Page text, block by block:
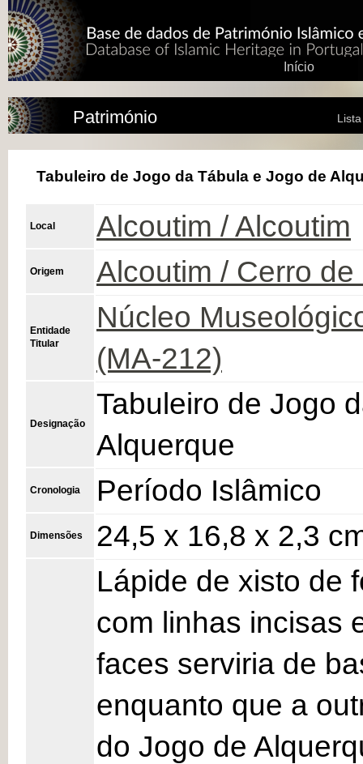
Início
Património
Tabuleiro de Jogo da Tábula e Jogo de
Local Alcoutim / Alcoutim
Origem Alcoutim / Cerro
Entidade
Titular
Núcleo
(MA-212)
Designação
Tabuleiro de Jogo
Alquerque
Cronologia Período Islâmico
Dimensões 24,5 x 16,8 x 2,3
Lápide de xisto de
com linhas incisas
faces serviria de
enquanto que a
do Jogo de